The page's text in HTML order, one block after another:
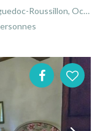
Occitanie, France